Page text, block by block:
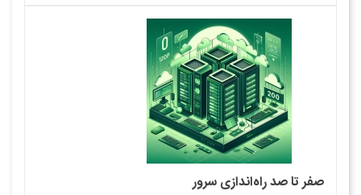
صفر تا صد راه‌اندازی سرور